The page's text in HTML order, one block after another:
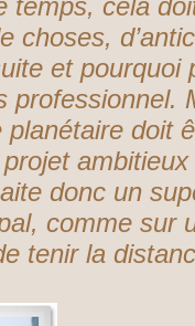
temps, cela
choses,
et pourquoi
professionnel.
planétaire doit
donc un
comme sur
tenir la